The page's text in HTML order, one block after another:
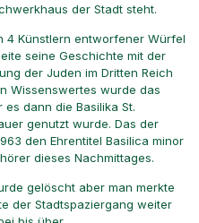
der Stadt steht.
4 Künstlern entworfener Würfel
seine Geschichte mit der
der Juden im Dritten Reich
Wissenswertes wurde das
dann die Basilika St.
genutzt wurde. Das der
den Ehrentitel Basilica minor
dieses Nachmittages.
gelöscht aber man merkte
der Stadtspaziergang weiter